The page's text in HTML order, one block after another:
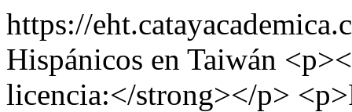
https://
Hispánicos en Taiwán
licencia:</strong></p>